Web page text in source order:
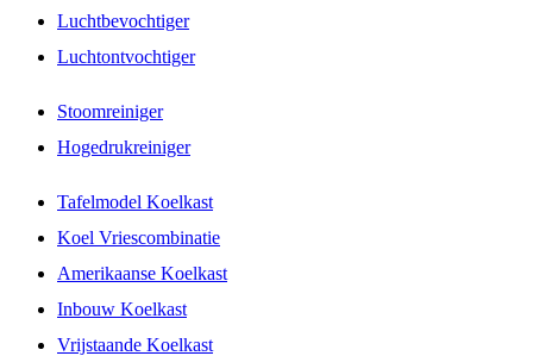
Luchtbevochtiger
Luchtontvochtiger
Stoomreiniger
Hogedrukreiniger
Tafelmodel Koelkast
Koel Vriescombinatie
Amerikaanse Koelkast
Inbouw Koelkast
Vrijstaande Koelkast